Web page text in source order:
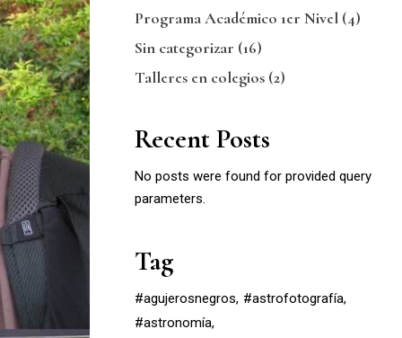
Programa Académico 1er Nivel(4)
Sin categorizar (16)
Talleres en colegios(2)
Recent Posts
No posts were found for provided query
parameters.
Tag
#agujerosnegros #astrofotografía
#astronomía